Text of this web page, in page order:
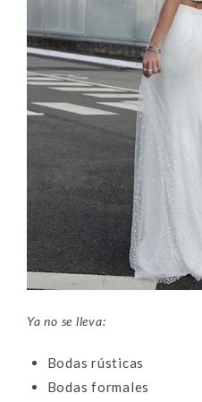
Ya no se lleva:
Bodas rústicas
Bodas formales